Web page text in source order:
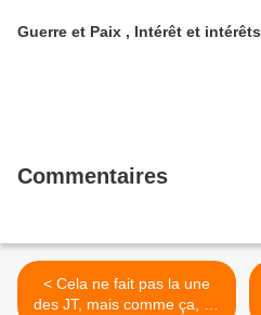
Guerre et Paix , Intérêt et intérêts
Commentaires
< Cela ne fait pas la une
des JT, mais comme ça, en